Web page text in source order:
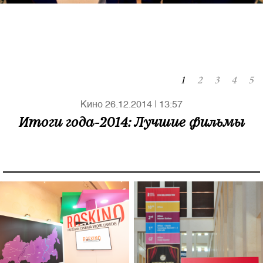
1 2 3 4 5
Кино 26.12.2014 | 13:57
Итоги года-2014: Лучшие фильмы